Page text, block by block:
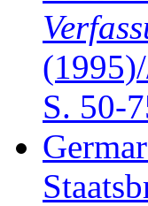
S. 50-